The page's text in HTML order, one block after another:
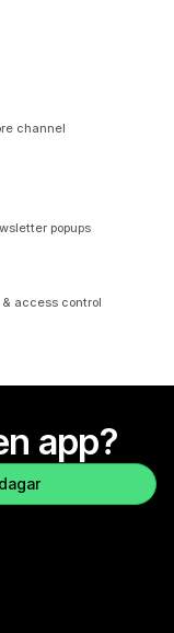
channel
popups
& access control
app?